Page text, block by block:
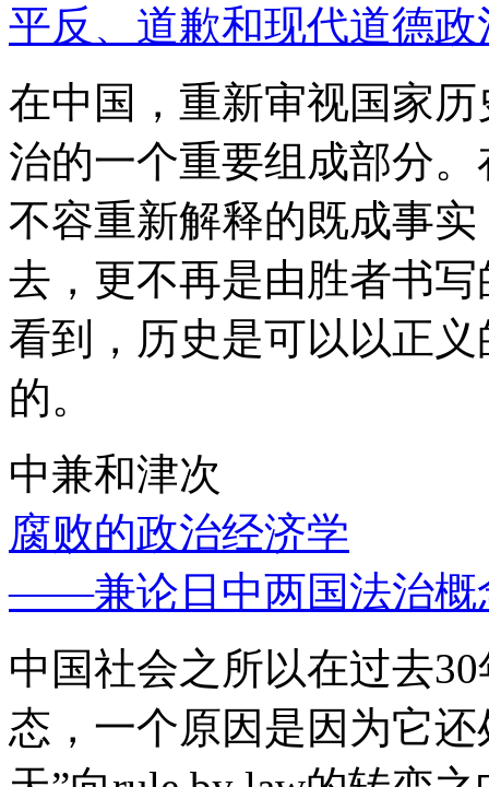
平反、道歉和现代道德政
在中国，重新审视国家
治的一个重要组成部分
不容重新解释的既成事
去，更不再是由胜者书
看到，历史是可以以正
的。
中兼和津次
腐败的政治经济学
——兼论日中两国法治概
中国社会之所以在过去
态，一个原因是因为它